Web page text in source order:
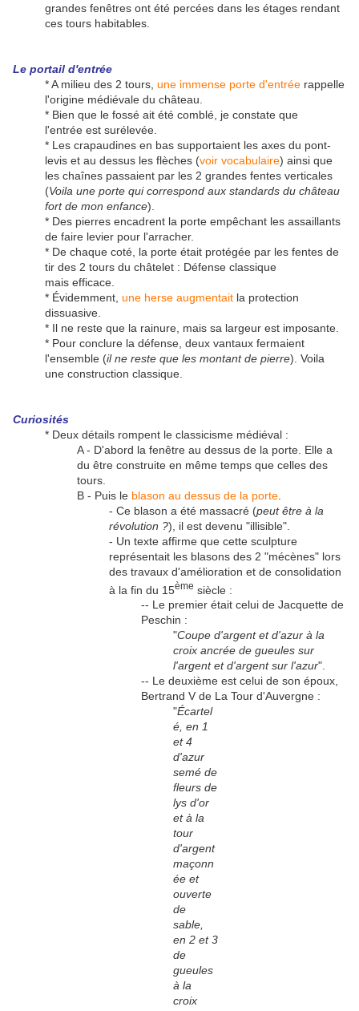
grandes fenêtres ont été percées dans les étages rendant
ces tours habitables.
Le portail d'entrée
* A milieu des 2 tours, une immense porte d'entrée rappelle
l'origine médiévale du château.
* Bien que le fossé ait été comblé, je constate que
l'entrée est surélevée.
* Les crapaudines en bas supportaient les axes du pont-
levis et au dessus les flèches (voir vocabulaire) ainsi que
les chaînes passaient par les 2 grandes fentes verticales
(Voila une porte qui correspond aux standards du château
fort de mon enfance).
* Des pierres encadrent la porte empêchant les assaillants
de faire levier pour l'arracher.
* De chaque coté, la porte était protégée par les fentes de
tir des 2 tours du châtelet : Défense classique
mais efficace.
* Évidemment, une herse augmentait la protection
dissuasive.
* Il ne reste que la rainure, mais sa largeur est imposante.
* Pour conclure la défense, deux vantaux fermaient
l'ensemble (il ne reste que les montant de pierre). Voila
une construction classique.
Curiosités
* Deux détails rompent le classicisme médiéval :
A - D'abord la fenêtre au dessus de la porte. Elle a
du être construite en même temps que celles des
tours.
B - Puis le blason au dessus de la porte
- Ce blason a été massacré (peut être à la
révolution ?), il est devenu "illisible".
- Un texte affirme que cette sculpture
représentait les blasons des 2 "mécènes" lors
des travaux d'amélioration et de consolidation
à la fin du 15ème siècle :
-- Le premier était celui de Jacquette de
Peschin :
"Coupe d'argent et d'azur à la
croix ancrée de gueules sur
l'argent et d'argent sur l'azur".
-- Le deuxième est celui de son époux,
Bertrand V de La Tour d'Auvergne :
"Écartel
é, en 1
et 4
d'azur
semé de
fleurs de
lys d'or
et à la
tour
d'argent
maçonn
ée et
ouverte
de
sable,
en 2 et 3
de
gueules
à la
croix